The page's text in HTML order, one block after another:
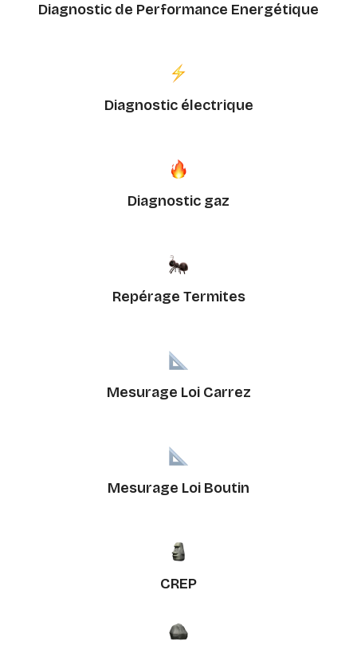
Diagnostic de Performance Energétique
Diagnostic électrique
Diagnostic gaz
Repérage Termites
Mesurage Loi Carrez
Mesurage Loi Boutin
CREP